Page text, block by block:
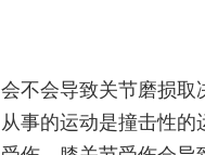
会不会导致关节磨损取
从事的运动是撞击性